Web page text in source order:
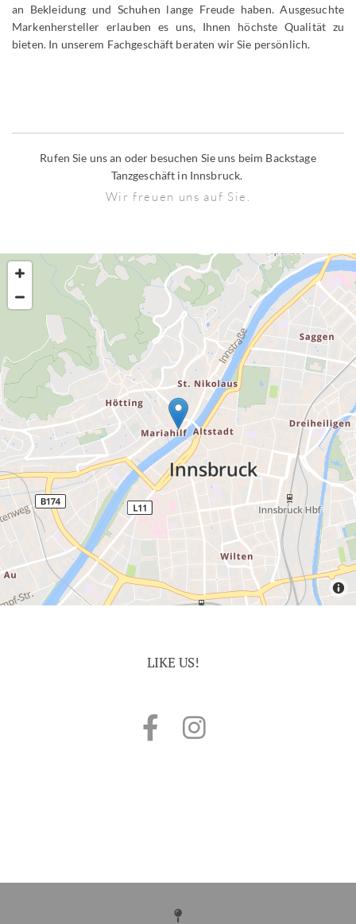
an Bekleidung und Schuhen lange Freude haben. Ausgesuchte
Markenhersteller erlauben es uns, Ihnen höchste Qualität zu
bieten. In unserem Fachgeschäft beraten wir Sie persönlich.
Rufen Sie uns an oder besuchen Sie uns beim Backstage
Tanzgeschäft in Innsbruck.
Wir freuen uns auf Sie.
LIKE US!
